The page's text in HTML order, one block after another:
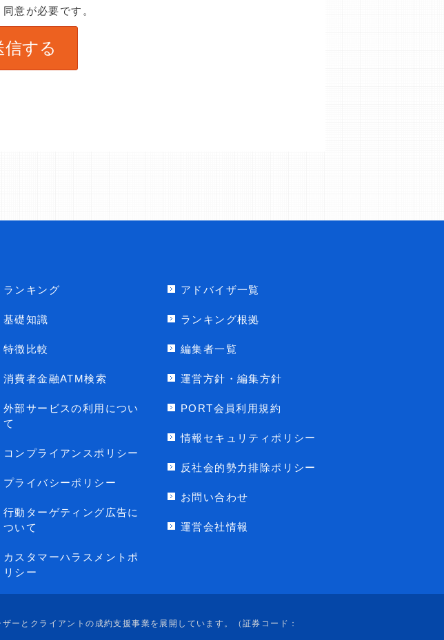
同意が必要です。
ランキング
基礎知識
特徴比較
消費者金融ATM検索
外部サービスの利用につい
て
コンプライアンスポリシー
プライバシーポリシー
行動ターゲティング広告に
ついて
カスタマーハラスメントポ
リシー
アドバイザ一覧
ランキング根拠
編集者一覧
運営方針・編集方針
PORT会員利用規約
情報セキュリティポリシー
反社会的勢力排除ポリシー
お問い合わせ
運営会社情報